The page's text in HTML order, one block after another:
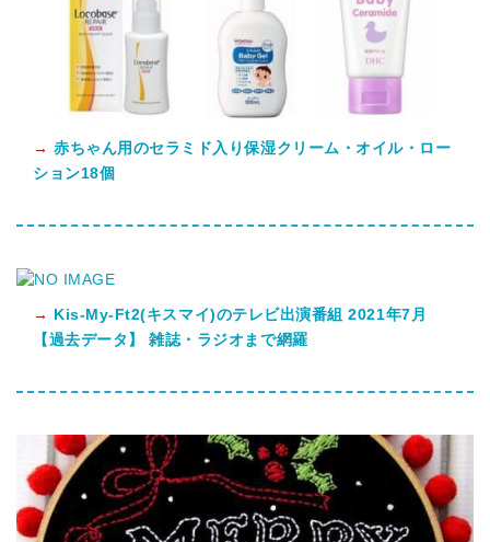
→ 赤ちゃん用のセラミド入り保湿クリーム・オイル・ロー
ション18個
→ Kis-My-Ft2(キスマイ)のテレビ出演番組 2021年7月
【過去データ】 雑誌・ラジオまで網羅